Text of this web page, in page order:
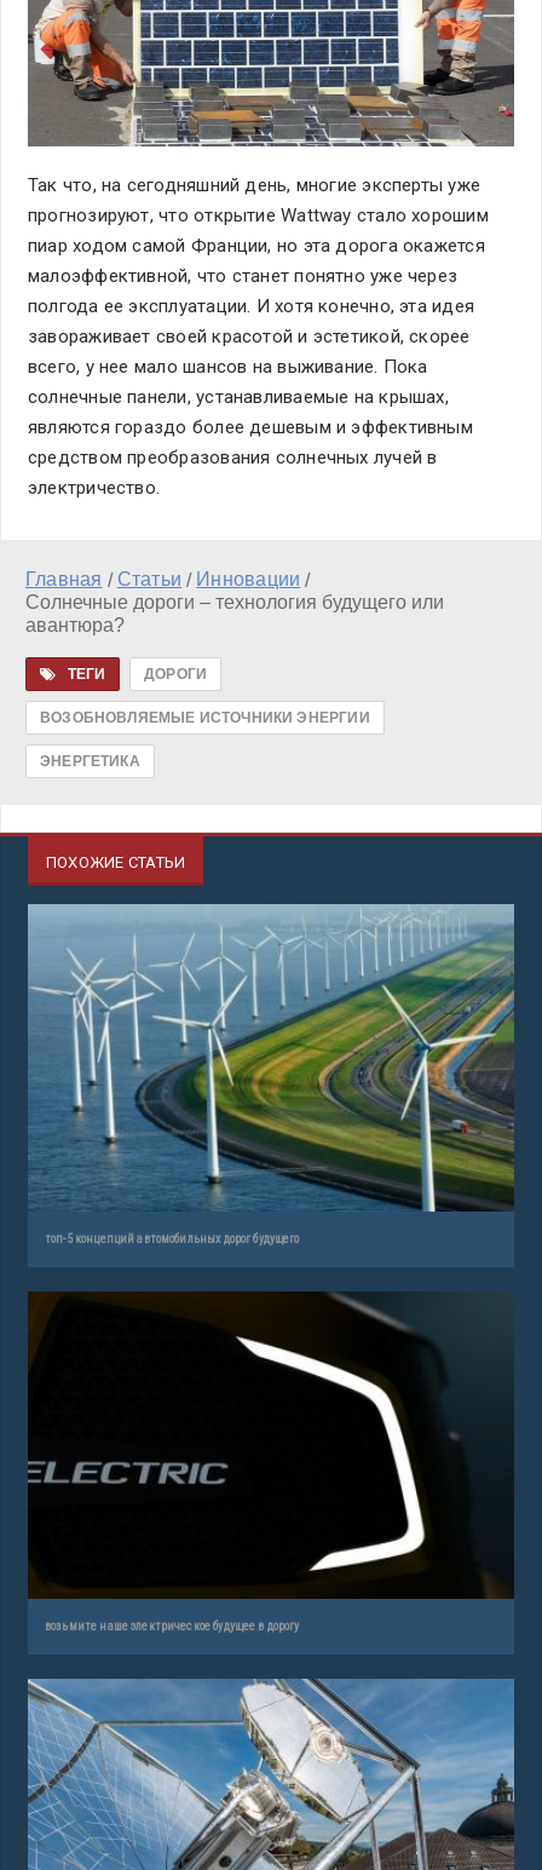
Так что, на сегодняшний день, многие эксперты уже
прогнозируют, что открытие Wattway стало хорошим
пиар ходом самой Франции, но эта дорога окажется
малоэффективной, что станет понятно уже через
полгода ее эксплуатации. И хотя конечно, эта идея
завораживает своей красотой и эстетикой, скорее
всего, у нее мало шансов на выживание. Пока
солнечные панели, устанавливаемые на крышах,
являются гораздо более дешевым и эффективным
средством преобразования солнечных лучей в
электричество.
Главная / Статьи / Инновации /
Солнечные дороги – технология будущего или
авантюра?
ТЕГИ ДОРОГИ
ВОЗОБНОВЛЯЕМЫЕ ИСТОЧНИКИ ЭНЕРГИИ
ЭНЕРГЕТИКА
ПОХОЖИЕ СТАТЬИ
топ-5 концепций автомобильных дорог будущего
возьмите наше электрическое будущее в дорогу